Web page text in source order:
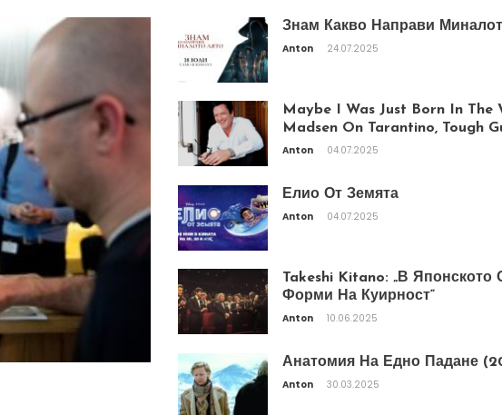
Знам Какво Направи
Anton 24.07.2025
Maybe I Was Just Born In The
Madsen On Tarantino, Tough
Anton 04.07.2025
Елио От Земята
Anton 04.07.2025
Takeshi Kitano: „В
Форми На Куирност“
Anton 10.06.2025
Анатомия На Едно Падане
Anton 30.03.2025